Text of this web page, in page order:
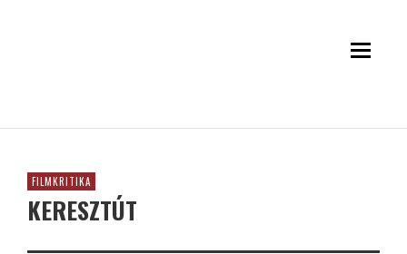
FILMKRITIKA
KERESZTÚT